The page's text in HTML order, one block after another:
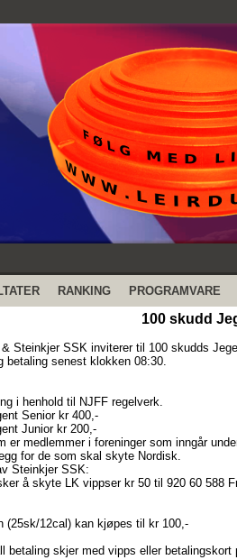
RANKING PROGRAMVARE
100 skudd
Steinkjer SSK inviterer til 100 skudds
betaling senest klokken 08:30.
i henhold til NJFF regelverk.
Senior kr 400,-
Junior kr 200,-
er medlemmer i foreninger som inngår
for de som skal skyte Nordisk.
Steinkjer SSK:
å skyte LK vippser kr 50 til 920 60 588
(25sk/12cal) kan kjøpes til kr 100,-
betaling skjer med vipps eller betalingskort